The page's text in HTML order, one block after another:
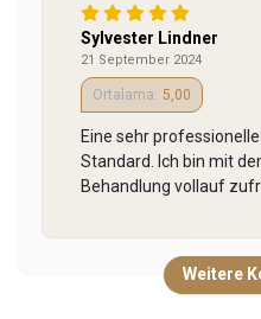
5,00
Sylvester Lindner
21 September 2024
Eine sehr
Standard. Ich bin mit
Behandlung vollauf
Weitere